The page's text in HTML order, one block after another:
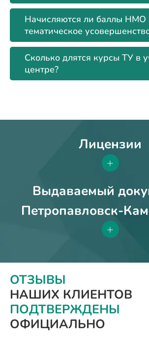
Начисляются ли баллы НМО
тематическое
Сколько длятся курсы ТУ в
центре?
Лицензии
+
Выдаваемый
Петропавловск-
+
ОТЗЫВЫ
НАШИХ КЛИЕНТОВ
ПОДТВЕРЖДЕНЫ
ОФИЦИАЛЬНО